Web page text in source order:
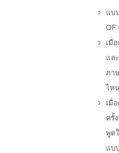
แบ
OF
เมื่
แล
ภา
ไห
เมื่
ครั้
พูด
แบ